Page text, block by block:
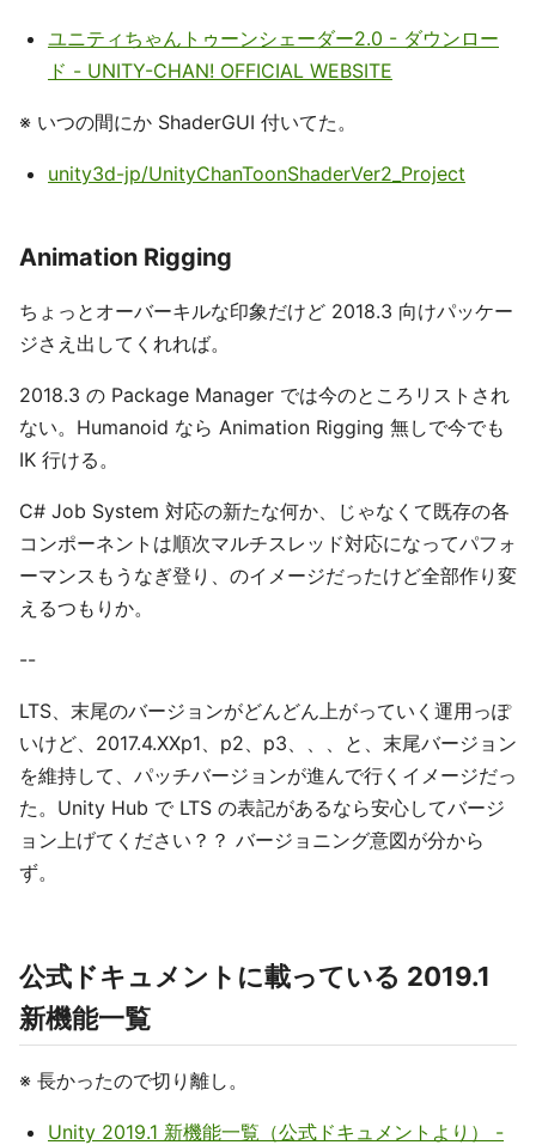
ユニティちゃんトゥーンシェーダー2.0 - ダウンロー
ド - UNITY-CHAN! OFFICIAL WEBSITE
※ いつの間にか ShaderGUI 付いてた。
unity3d-jp/UnityChanToonShaderVer2_Project
Animation Rigging
ちょっとオーバーキルな印象だけど 2018.3 向けパッケー
ジさえ出してくれれば。
2018.3 の Package Manager では今のところリストされ
ない。Humanoid なら Animation Rigging 無しで今でも
IK 行ける。
C# Job System 対応の新たな何か、じゃなくて既存の各
コンポーネントは順次マルチスレッド対応になってパフォ
ーマンスもうなぎ登り、のイメージだったけど全部作り変
えるつもりか。
--
LTS、末尾のバージョンがどんどん上がっていく運用っぽ
いけど、2017.4.XXp1、p2、p3、、、と、末尾バージョン
を維持して、パッチバージョンが進んで行くイメージだっ
た。Unity Hub で LTS の表記があるなら安心してバージ
ョン上げてください？？ バージョニング意図が分から
ず。
公式ドキュメントに載っている 2019.1
新機能一覧
※ 長かったので切り離し。
Unity 2019.1 新機能一覧（公式ドキュメントより） -